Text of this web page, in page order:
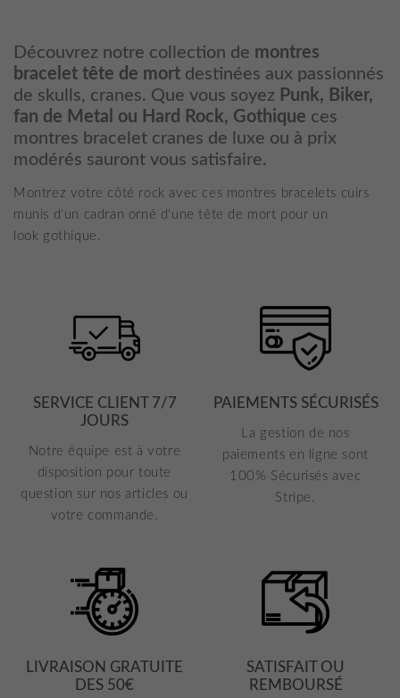
Découvrez notre collection de montres
bracelet tête de mort destinées aux passionnés
de skulls, cranes. Que vous soyez Punk, Biker,
fan de Metal ou Hard Rock, Gothique ces
montres bracelet cranes de luxe ou à prix
modérés sauront vous satisfaire.
Montrez votre côté rock avec ces montres bracelets cuirs
munis d'un cadran orné d'une tête de mort pour un
look gothique
SERVICE CLIENT 7/7
JOURS
Notre équipe est à votre
disposition pour toute
question sur nos articles ou
votre commande.
PAIEMENTS SÉCURISÉS
La gestion de nos
paiements en ligne sont
100% Sécurisés avec
Stripe.
LIVRAISON GRATUITE
DES 50€
SATISFAIT OU
REMBOURSÉ